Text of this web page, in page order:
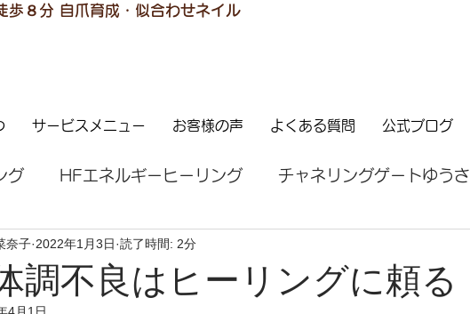
歩８分 自爪育成・似合わせネイル
サービスメニュー お客様の声 よくある質問 公式ブログ
グ HFエネルギーヒーリング チャネリングゲートゆうさ
ご感想 はじめての方へ
調不良はヒーリングに頼る
奈子 2022年1月3日 読了時間: 2分